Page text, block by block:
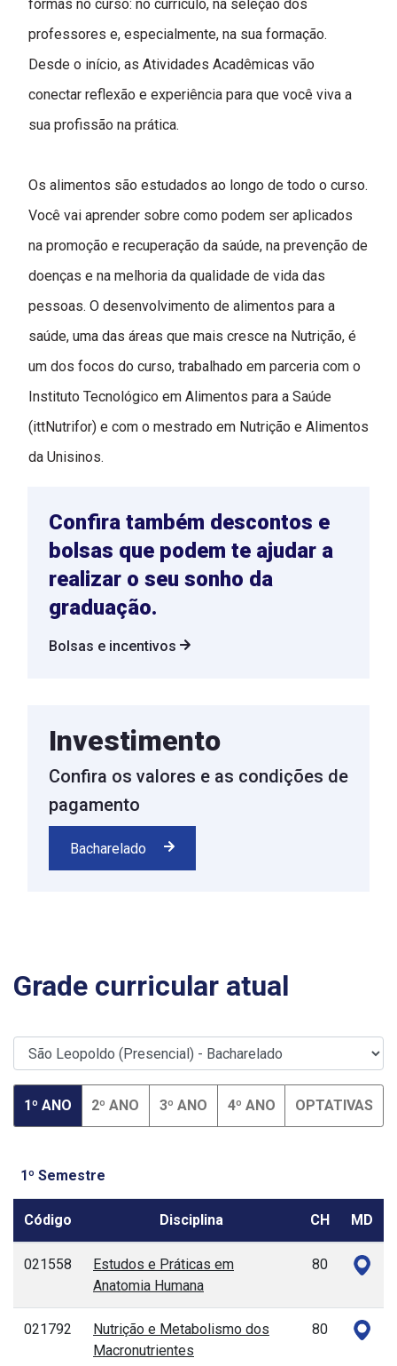
formas no curso: no currículo, na seleção dos
professores e, especialmente, na sua formação.
Desde o início, as Atividades Acadêmicas vão
conectar reflexão e experiência para que você viva a
sua profissão na prática.
Os alimentos são estudados ao longo de todo o curso.
Você vai aprender sobre como podem ser aplicados
na promoção e recuperação da saúde, na prevenção de
doenças e na melhoria da qualidade de vida das
pessoas. O desenvolvimento de alimentos para a
saúde, uma das áreas que mais cresce na Nutrição, é
um dos focos do curso, trabalhado em parceria com o
Instituto Tecnológico em Alimentos para a Saúde
(ittNutrifor) e com o mestrado em Nutrição e Alimentos
da Unisinos.
Confira também descontos e
bolsas que podem te ajudar a
realizar o seu sonho da
graduação.
Bolsas e incentivos
Investimento
Confira os valores e as condições de
pagamento
Bacharelado
Grade curricular atual
1º ANO 2º ANO 3º ANO 4º ANO OPTATIVAS
1º Semestre
Código Disciplina CH MD
021558
Estudos e Práticas em
Anatomia Humana
80
021792
Nutrição e Metabolismo dos
Macronutrientes
80